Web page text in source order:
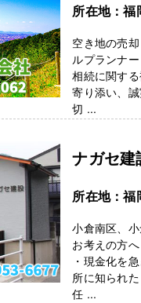
所在地：福
空き地の売
ルプランナ
相続に関す
寄り添い、
切 ...
ナガセ建
所在地：福
小倉南区、
お考えの方
・現金化を
所に知られ
任 ...